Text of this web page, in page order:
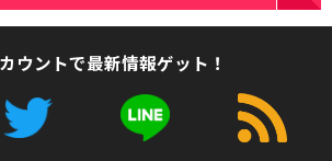
ウントで最新情報ゲット！